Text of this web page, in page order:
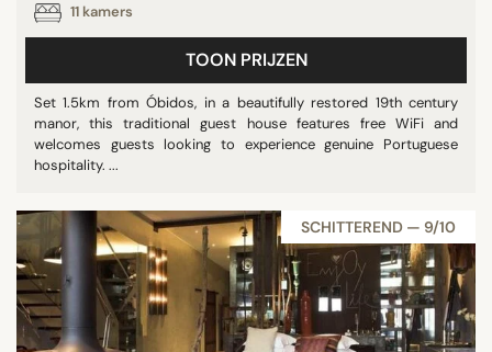
11 kamers
TOON PRIJZEN
Set 1.5km from Óbidos, in a beautifully restored 19th century
manor, this traditional guest house features free WiFi and
welcomes guests looking to experience genuine Portuguese
hospitality. ...
SCHITTEREND — 9/10